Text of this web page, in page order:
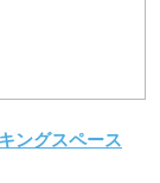
ングスペース